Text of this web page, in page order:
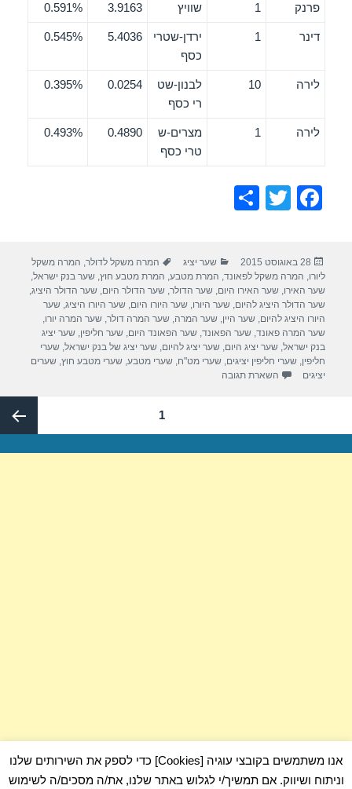
פרנק 1 שוויץ 3.9163
0.591%
דינר 1
ירדן-שטרי
כסף
5.4036
0.545%
לירה 10
לבנון-שט
רי כסף
0.0254
0.395%
לירה 1
מצרים-ש
טרי כסף
0.4890
0.493%
F
e
b
o
o
k
T
er
e
פורסם
בתאריך
28 באוגוסט 2015 קטגוריות
שער יציג תגיות
המרה משקל לדולר, המרה משקל
ליורו, המרה משקל לפאונד, המרת מטבע, המרת מטבע חוץ,שער בנק ישראל,
שער האירו,שער האירו היום,שער הדולר,שער הדולר היום,שער הדולר היציג,
שער הדולר היציג להיום,שער היורו,שער היורו היום,שער היורו היציג,שער
היורו היציג להיום,שער היין,שער המרה,שער המרה דולר,שער המרה יורו,
שער המרה פאונד,שער הפאונד,שער הפאונד היום,שער חליפין,שער יציג
בנק ישראל,שער יציג היום,שער יציג להיום,שער יציג של בנק ישראל,שערי
חליפין,שערי חליפין יציגים,שערי מט"ח,שערי מטבע,שערי מטבע חוץ,שערים
יציגים
השארת תגובה
עמוד1
העמוד
אנו משתמשים בקובצי עוגיה [Cookies] כדי לספק את השירותים שלנו
וניתוח ושיווק. אם תמשיך/י לגלוש באתר שלנו, את/ה מסכים/ה לשימוש